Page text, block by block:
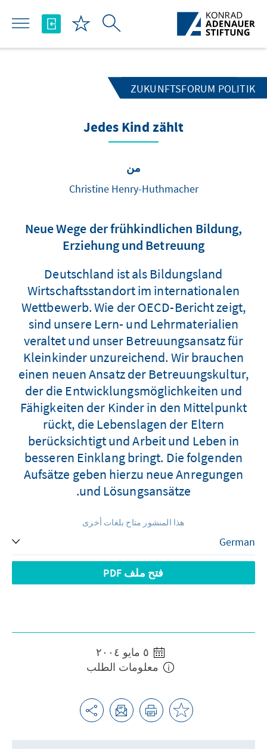
تخطي إلى المحتوى الرئيسي
ZUKUNFTSFORUM POLITIK
Jedes Kind zählt
من
Christine Henry-Huthmacher
Neue Wege der frühkindlichen Bildung,
Erziehung und Betreuung
Deutschland ist als Bildungsland
Wirtschaftsstandort im internationalen
Wettbewerb. Wie der OECD-Bericht zeigt,
sind unsere Lern- und Lehrmaterialien
veraltet und unser Betreuungsansatz für
Kleinkinder unzureichend. Wir brauchen
einen neuen Ansatz der Betreuungskultur,
der die Entwicklungsmöglichkeiten und
Fähigkeiten der Kinder in den Mittelpunkt
rückt, die Lebenslagen der Eltern
berücksichtigt und Arbeit und Leben in
besseren Einklang bringt. Die folgenden
Aufsätze geben hierzu neue Anregungen
und Lösungsansätze.
هذا المنشور متاح بلغات أخرى
فتح ملف PDF
معلومات الطلب